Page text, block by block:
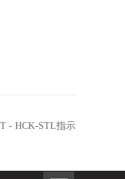
- HCK-STL指示